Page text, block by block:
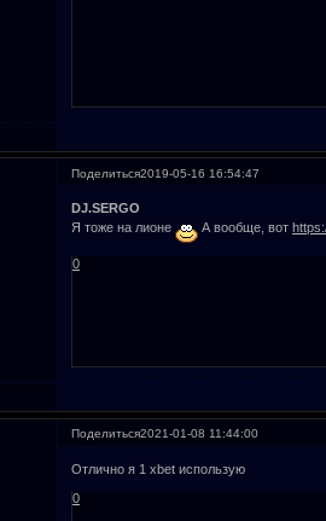
Поделиться2019-05-16 16:54:47
DJ.SERGO
Я тоже на лионе
А вообще, вот
0
Поделиться2021-01-08 11:44:00
Отлично я 1 xbet использую
0